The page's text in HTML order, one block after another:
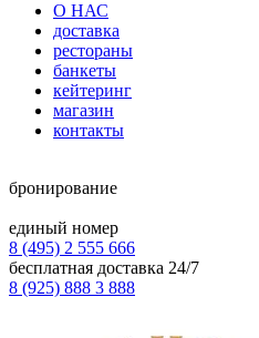
О НАС
доставка
рестораны
банкеты
кейтеринг
магазин
контакты
бронирование
единый номер
8 (495) 2 555 666
бесплатная доставка 24/7
8 (925) 888 3 888